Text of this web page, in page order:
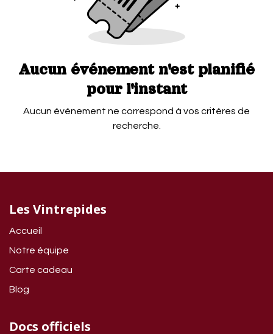
Aucun événement n'est planifié
pour l'instant
Aucun événement ne correspond à vos critères de
recherche.
Les Vintrepides
Accueil
Notre équipe
Carte cadeau
Blog
Docs officiels